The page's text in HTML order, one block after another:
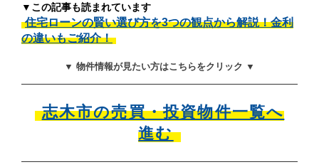
▼この記事も読まれています
住宅ローンの賢い選び方を3つの観点から解説！金利
の違いもご紹介！
▼ 物件情報が見たい方はこちらをクリック ▼
志木市の売買・投資物件一覧へ
進む